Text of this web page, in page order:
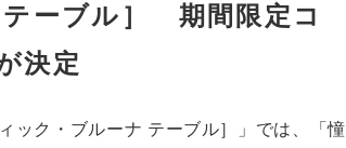
ーブル］ 期間限定コ
決定
ック・ブルーナ テーブル］」では、「憧